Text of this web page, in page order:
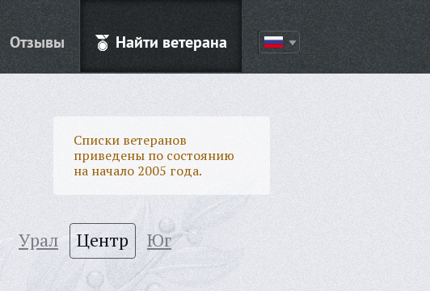
Отзывы Найти ветерана
Списки ветеранов
приведены по состоянию
на начало 2005 года.
Урал Центр Юг